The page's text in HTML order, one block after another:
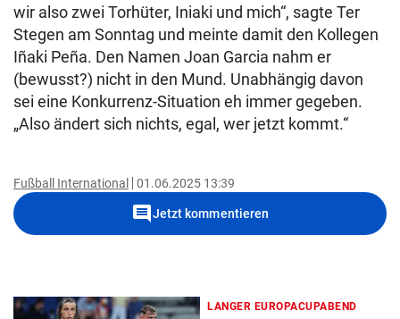
wir also zwei Torhüter, Iniaki und mich“, sagte Ter
Stegen am Sonntag und meinte damit den Kollegen
Iñaki Peña. Den Namen Joan Garcia nahm er
(bewusst?) nicht in den Mund. Unabhängig davon
sei eine Konkurrenz-Situation eh immer gegeben.
„Also ändert sich nichts, egal, wer jetzt kommt.“
Fußball International 01.06.2025 13:39
commentJetzt kommentieren
LANGER EUROPACUPABEND